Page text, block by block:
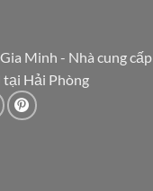
Minh - Nhà cung cấp
tại Hải Phòng